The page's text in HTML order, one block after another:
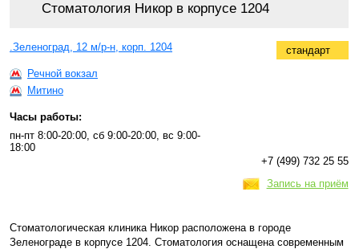
Стоматология Никор в корпусе 1204
стандарт
.Зеленоград, 12 м/р-н, корп. 1204
Речной вокзал
Митино
Часы работы:
пн-пт 8:00-20:00, сб 9:00-20:00, вс 9:00-
18:00
+7 (499) 732 25 55
Запись на приём
Стоматологическая клиника Никор расположена в городе
Зеленограде в корпусе 1204. Стоматология оснащена современным